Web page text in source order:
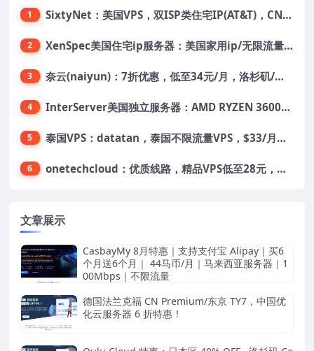
1 SixtyNet：美国VPS，双ISP类住宅IP(AT&T)，CN2 GIA网络，超高DDoS防御，$14/月，2G内存/2核/40gSSD/5T流量/10Gbps带宽
2 XenSpec美国住宅ip服务器：美国家用ip/无限流量/10Gbps独享带宽/449美元/月起，支持支付宝
3 奈云(naiyun)：7折优惠，低至34元/月，洛杉矶/香港机房，三网CN2 GIA/CUII/高防保护，解锁Chatgpt/Tiktok
4 InterServer美国独立服务器：AMD RYZEN 3600X处理器，75美元/月，送40美元
5 泰国VPS：datatan，泰国不限流量VPS，$33/月，4G内存/3核/60gSSD
6 onetechcloud：优质线路，精品VPS低至28元，美国三网原生CN2 GIA（高防可选）、香港CN2、韩国CN2
文章展示
CasbayMy 8月特惠｜支持支付宝 Alipay｜买6
个月送6个月｜ 44马币/月｜马来西亚服务器｜1
00Mbps｜不限流量
德国法兰克福 CN Premium/东京 TY7，中国优
化云服务器 6 折特惠！